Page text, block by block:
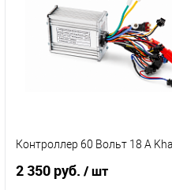
Контроллер 60 Вольт 18 A
2 350 руб. / шт